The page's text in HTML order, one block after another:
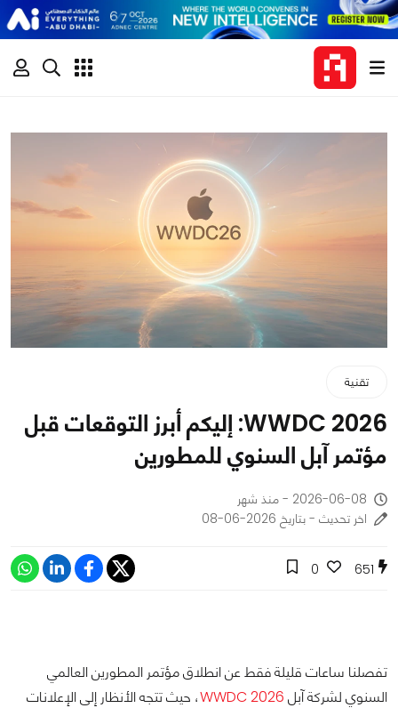
تقنية
WWDC 2026: إليكم أبرز التوقعات قبل
مؤتمر آبل السنوي للمطورين
2026-06-08 - منذ شهر
اخر تحديث - بتاريخ 2026-06-08
651
0
تفصلنا ساعات قليلة فقط عن انطلاق مؤتمر المطورين العالمي
السنوي لشركة آبل WWDC 2026، حيث تتجه الأنظار إلى الإعلانات